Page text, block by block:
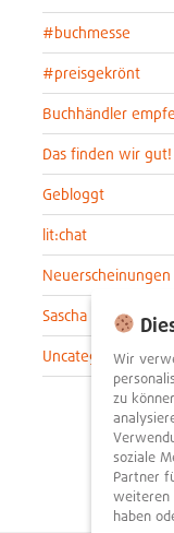
#buchmesse
#preisgekrönt
Buchhändler
Das finden wir gut!
Gebloggt
lit:chat
Neuerscheinungen
Sascha im lit:blog
Uncategorized
Wir
zu
soziale
Partner
weiteren
haben